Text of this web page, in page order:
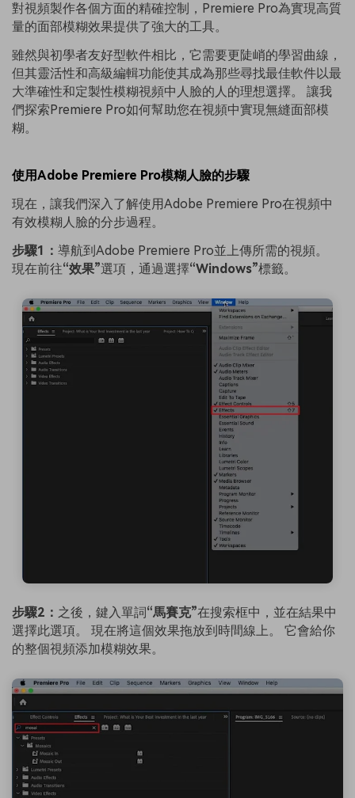
對視頻製作各個方面的精確控制，Premiere Pro為實現高質
量的面部模糊效果提供了強大的工具。
雖然與初學者友好型軟件相比，它需要更陡峭的學習曲線，
但其靈活性和高級編輯功能使其成為那些尋找最佳軟件以最
大準確性和定製性模糊視頻中人臉的人的理想選擇。 讓我
們探索Premiere Pro如何幫助您在視頻中實現無縫面部模
糊。
使用Adobe Premiere Pro模糊人臉的步驟
現在，讓我們深入了解使用Adobe Premiere Pro在視頻中
有效模糊人臉的分步過程。
步驟1： 導航到Adobe Premiere Pro並上傳所需的視頻。
現在前往“效果”選項，通過選擇“Windows”標籤。
步驟2： 之後，鍵入單詞“馬賽克”在搜索框中，並在結果中
選擇此選項。 現在將這個效果拖放到時間線上。 它會給你
的整個視頻添加模糊效果。